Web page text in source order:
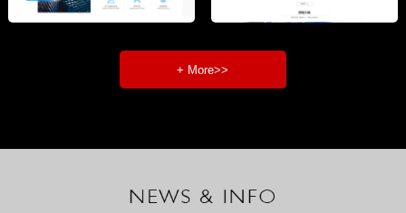
+ More>>